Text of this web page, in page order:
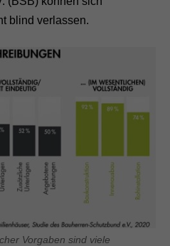
blind verlassen.
Vorgaben sind viele